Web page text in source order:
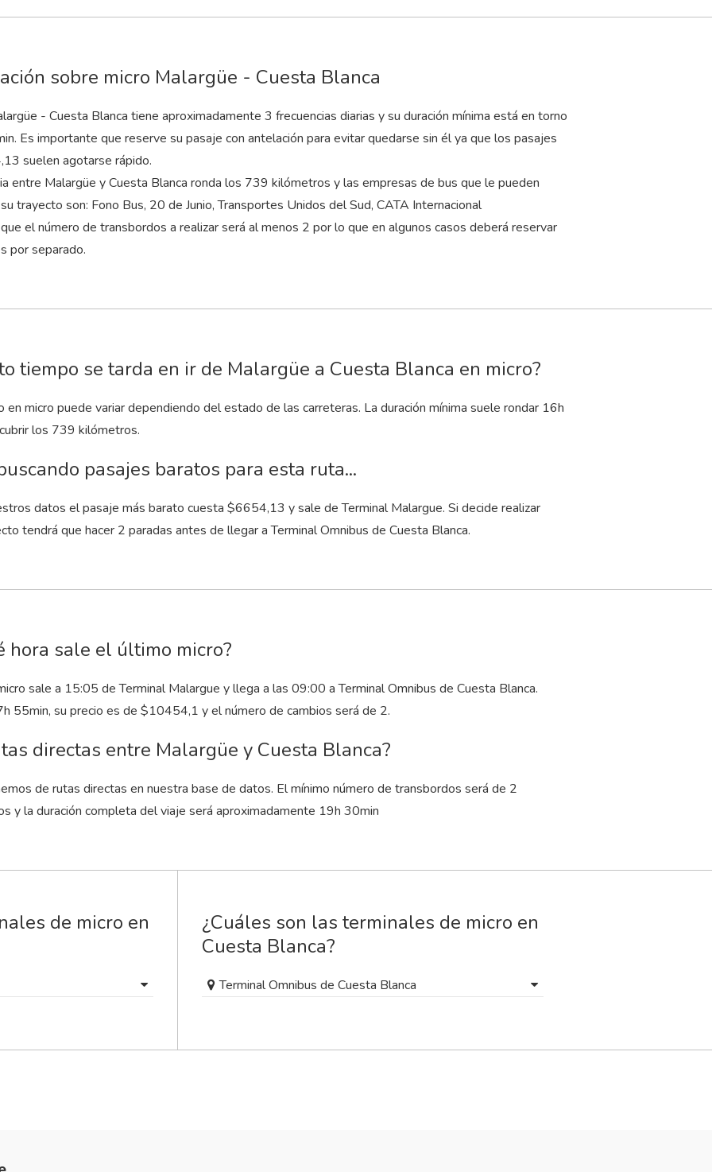
sobre micro Malargüe - Cuesta Blanca
- Cuesta Blanca tiene aproximadamente 3 frecuencias diarias y su duración mínima está en torno
. Es importante que reserve su pasaje con antelación para evitar quedarse sin él ya que los pasajes
suelen agotarse rápido.
entre Malargüe y Cuesta Blanca ronda los 739 kilómetros y las empresas de bus que le pueden
trayecto son: Fono Bus, 20 de Junio, Transportes Unidos del Sud, CATA Internacional
el número de transbordos a realizar será al menos 2 por lo que en algunos casos deberá reservar
por separado.
tiempo se tarda en ir de Malargüe a Cuesta Blanca en micro?
en micro puede variar dependiendo del estado de las carreteras. La duración mínima suele rondar 16h
los 739 kilómetros.
pasajes baratos para esta ruta...
datos el pasaje más barato cuesta $6654,13 y sale de Terminal Malargue. Si decide realizar
tendrá que hacer 2 paradas antes de llegar a Terminal Omnibus de Cuesta Blanca.
hora sale el último micro?
sale a 15:05 de Terminal Malargue y llega a las 09:00 a Terminal Omnibus de Cuesta Blanca.
h 55min, su precio es de $10454,1 y el número de cambios será de 2.
directas entre Malargüe y Cuesta Blanca?
de rutas directas en nuestra base de datos. El mínimo número de transbordos será de 2
y la duración completa del viaje será aproximadamente 19h 30min
de micro en
¿Cuáles son las terminales de micro en
Cuesta Blanca?
Terminal Omnibus de Cuesta Blanca